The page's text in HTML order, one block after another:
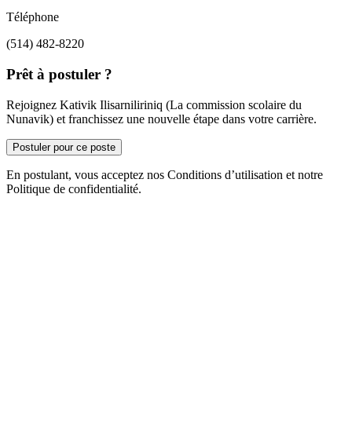
Téléphone
(514) 482-8220
Prêt à postuler ?
Rejoignez Kativik Ilisarniliriniq (La commission scolaire du
Nunavik) et franchissez une nouvelle étape dans votre carrière.
Postuler pour ce poste
En postulant, vous acceptez nos Conditions d’utilisation et notre
Politique de confidentialité.